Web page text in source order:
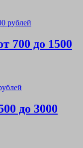
700 до 1500
до 3000